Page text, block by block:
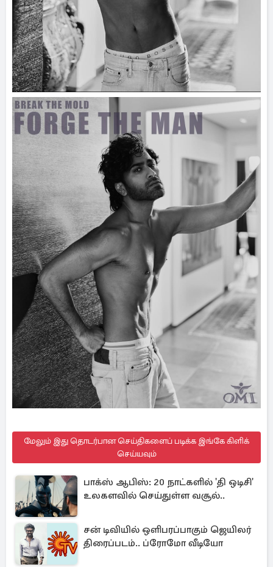
மேலும் இது தொடர்பான செய்திகளைப் படிக்க இங்கே கிளிக்
செய்யவும்
பாக்ஸ் ஆபிஸ்: 20 நாட்களில் 'தி ஒடிசி'
உலகளவில் செய்துள்ள வசூல்..
சன் டிவியில் ஒளிபரப்பாகும் ஜெயிலர்
திரைப்படம்.. ப்ரோமோ வீடியோ